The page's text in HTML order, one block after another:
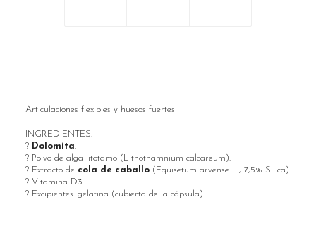
Articulaciones flexibles y huesos fuertes
INGREDIENTES:
? Dolomita.
? Polvo de alga litotamo (Lithothamnium calcareum).
? Extracto de cola de caballo(Equisetum arvense L., 7,5% Silica).
? Vitamina D3.
? Excipientes: gelatina (cubierta de la cápsula).